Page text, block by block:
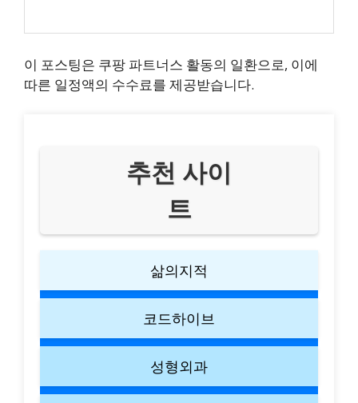
이 포스팅은 쿠팡 파트너스 활동의 일환으로, 이에
따른 일정액의 수수료를 제공받습니다.
추천 사이
트
삶의지적
코드하이브
성형외과